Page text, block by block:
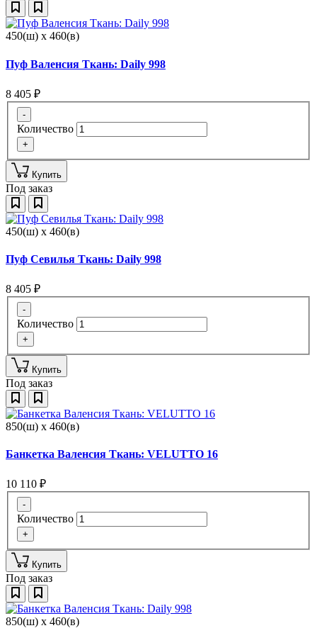
450(ш) x 460(в)
Пуф Валенсия Ткань: Daily 998
8 405 ₽
-
Количество
+
Купить
Под заказ
450(ш) x 460(в)
Пуф Севилья Ткань: Daily 998
8 405 ₽
-
Количество
+
Купить
Под заказ
850(ш) x 460(в)
Банкетка Валенсия Ткань: VELUTTO 16
10 110 ₽
-
Количество
+
Купить
Под заказ
850(ш) x 460(в)